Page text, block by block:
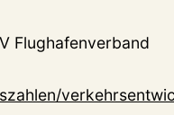
Flughafenverband